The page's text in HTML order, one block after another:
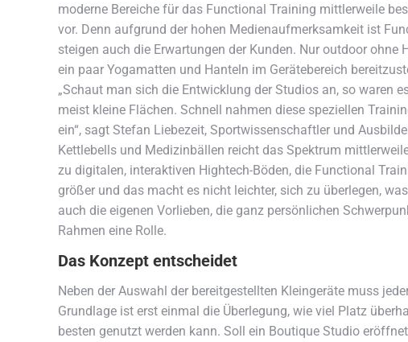
moderne Bereiche für das Functional Training mittlerweile
vor. Denn aufgrund der hohen Medienaufmerksamkeit ist
steigen auch die Erwartungen der Kunden. Nur outdoor
ein paar Yogamatten und Hanteln im Gerätebereich
„Schaut man sich die Entwicklung der Studios an, so waren
meist kleine Flächen. Schnell nahmen diese speziellen
ein“, sagt Stefan Liebezeit, Sportwissenschaftler und
Kettlebells und Medizinbällen reicht das Spektrum
zu digitalen, interaktiven Hightech-Böden, die Functional
größer und das macht es nicht leichter, sich zu überlegen,
auch die eigenen Vorlieben, die ganz persönlichen
Rahmen eine Rolle.
Das Konzept entscheidet
Neben der Auswahl der bereitgestellten Kleingeräte muss
Grundlage ist erst einmal die Überlegung, wie viel Platz
besten genutzt werden kann. Soll ein Boutique Studio